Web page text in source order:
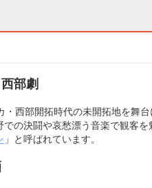
部劇
西部開拓時代の未開拓地を舞
での決闘や哀愁漂う音楽で観客
」と呼ばれています。